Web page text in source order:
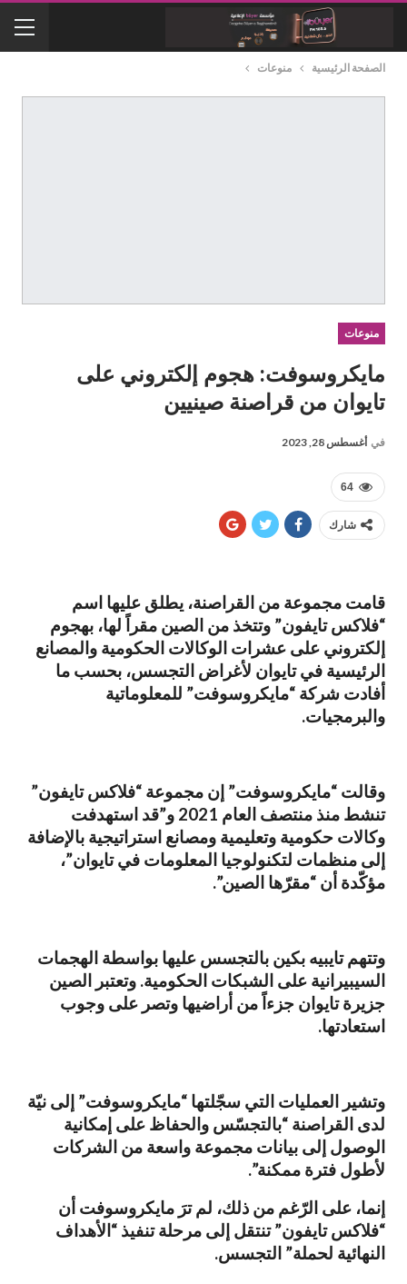
الصفحة الرئيسية منوعات
منوعات
مايكروسوفت: هجوم إلكتروني على
تايوان من قراصنة صينيين
في أغسطس 28, 2023
64
شارك
قامت مجموعة من القراصنة، يطلق عليها اسم
“فلاكس تايفون” وتتخذ من الصين مقراً لها، بهجوم
إلكتروني على عشرات الوكالات الحكومية والمصانع
الرئيسية في تايوان لأغراض التجسس، بحسب ما
أفادت شركة “مايكروسوفت” للمعلوماتية
والبرمجيات.
وقالت “مايكروسوفت” إن مجموعة “فلاكس تايفون”
تنشط منذ منتصف العام 2021 و”قد استهدفت
وكالات حكومية وتعليمية ومصانع استراتيجية بالإضافة
إلى منظمات لتكنولوجيا المعلومات في تايوان”،
مؤكّدة أن “مقرّها الصين”.
وتتهم تايبيه بكين بالتجسس عليها بواسطة الهجمات
السيبيرانية على الشبكات الحكومية. وتعتبر الصين
جزيرة تايوان جزءاً من أراضيها وتصر على وجوب
استعادتها.
وتشير العمليات التي سجّلتها “مايكروسوفت” إلى نيّة
لدى القراصنة “بالتجسّس والحفاظ على إمكانية
الوصول إلى بيانات مجموعة واسعة من الشركات
لأطول فترة ممكنة”.
إنما، على الرّغم من ذلك، لم ترَ مايكروسوفت أن
“فلاكس تايفون” تنتقل إلى مرحلة تنفيذ “الأهداف
النهائية لحملة” التجسس.